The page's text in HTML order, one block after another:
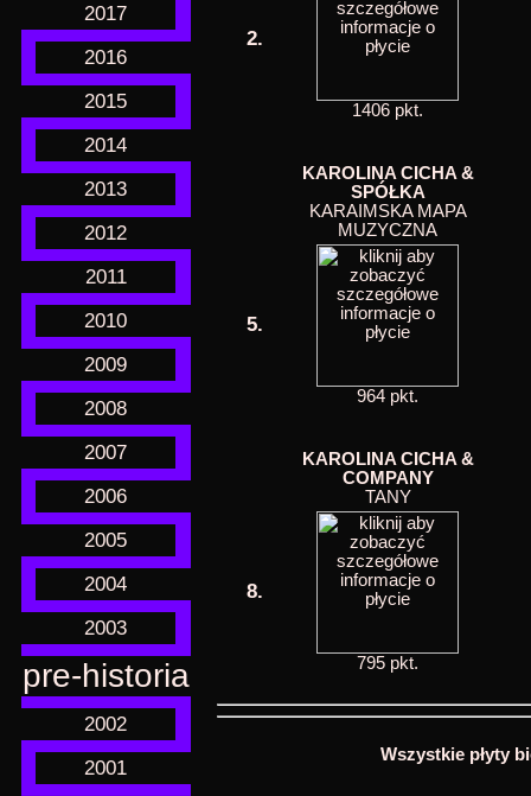
2017
2016
2015
2014
2013
2012
2011
2010
2009
2008
2007
2006
2005
2004
2003
pre-historia
2002
2001
2.
1406 pkt.
KAROLINA CICHA &
SPÓŁKA
KARAIMSKA MAPA
MUZYCZNA
5.
964 pkt.
KAROLINA CICHA &
COMPANY
TANY
8.
795 pkt.
Wszystkie płyty